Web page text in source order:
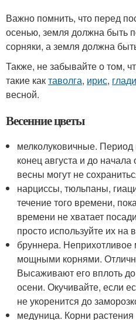
Важно помнить, что перед
осенью, земля должна быть
сорняки, а земля должна
Также, не забывайте о том,
такие кактаволга, ирис,
весной.
Весенние цветы
мелколуковичные. Период
конец августа и до
весны могут не
нарциссы, тюльпаны,
течение того времени,
времени не хватает
просто используйте их на
бруннера. Неприхотливое
мощными корнями.
Высаживают его вплоть
осени. Окучивайте, если
не укоренится до
медуница. Корни